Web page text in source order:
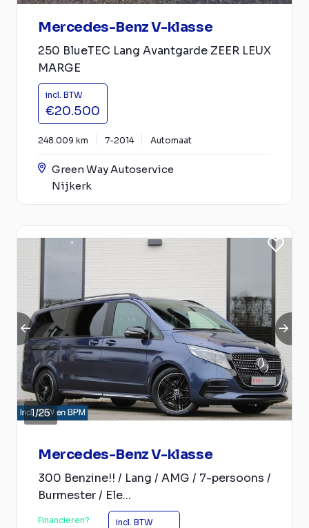
Mercedes-Benz V-klasse
250 BlueTEC Lang Avantgarde ZEER LEUX
MARGE
incl. BTW
€20.500
248.009 km 7-2014 Automaat
Green Way Autoservice
Nijkerk
1/25
Mercedes-Benz V-klasse
300 Benzine!! / Lang / AMG / 7-persoons /
Burmester / Ele...
Financieren? incl. BTW